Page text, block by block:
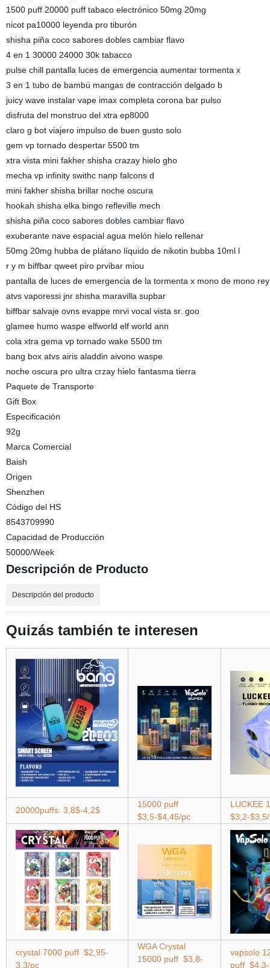
1500 puff 20000 puff tabaco electrónico 50mg 20mg
nicot pa10000 leyenda pro tiburón
shisha piña coco sabores dobles cambiar flavo
4 en 1 30000 24000 30k tabacco
pulse chill pantalla luces de emergencia aumentar tormenta x
3 en 1 tubo de bambú mangas de contracción delgado b
juicy wave instalar vape imax completa corona bar pulso
disfruta del monstruo del xtra ep8000
claro g bot viajero impulso de buen gusto solo
gem vp tornado despertar 5500 tm
xtra vista mini fakher shisha crazay hielo gho
mecha vp infinity swithc nanp falcons d
mini fakher shisha brillar noche oscura
hookah shisha elka bingo refleville mech
shisha piña coco sabores dobles cambiar flavo
exuberante nave espacial agua melón hielo rellenar
50mg 20mg hubba de plátano líquido de nikotin bubba 10ml l
r y m biffbar qweet piro prvibar miou
pantalla de luces de emergencia de la tormenta x mono de mono
atvs vaporessi jnr shisha maravilla supbar
biffbar salvaje ovns evappe mrvi vocal vista sr. goo
glamee humo waspe elfworld elf world ann
cola xtra gema vp tornado wake 5500 tm
bang box atvs airis aladdin aivono waspe
noche oscura pro ultra crzay hielo fantasma tierra
Paquete de Transporte
Gift Box
Especificación
92g
Marca Comercial
Baish
Origen
Shenzhen
Código del HS
8543709990
Capacidad de Producción
50000/Week
Descripción de Producto
Descripción del producto
Quizás también te interesen
20000puffs: 3,8$-4,2$
15000 puff
$3,5-$4,45/pc
LUCKEE
$3,2-
crystal 7000 puff $2,95-
3,3/pc
WGA Crystal
15000 puff $3,8-
vapsolo
puff